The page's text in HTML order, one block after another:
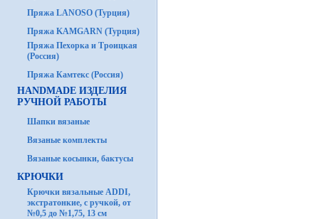
Пряжа LANOSO (Турция)
Пряжа KAMGARN (Турция)
Пряжа Пехорка и Троицкая
(Россия)
Пряжа Камтекс (Россия)
HANDMADE ИЗДЕЛИЯ
РУЧНОЙ РАБОТЫ
Шапки вязаные
Вязаные комплекты
Вязаные косынки, бактусы
КРЮЧКИ
Крючки вязальные ADDI,
экстратонкие, с ручкой, от
№0,5 до №1,75, 13 см